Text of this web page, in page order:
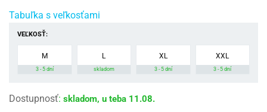
Tabuľka s veľkosťami
VEĽKOSŤ:
M
3 - 5 dní
L
skladom
XL
3 - 5 dní
XXL
3 - 5 dní
Dostupnosť: skladom, u teba 11.08.